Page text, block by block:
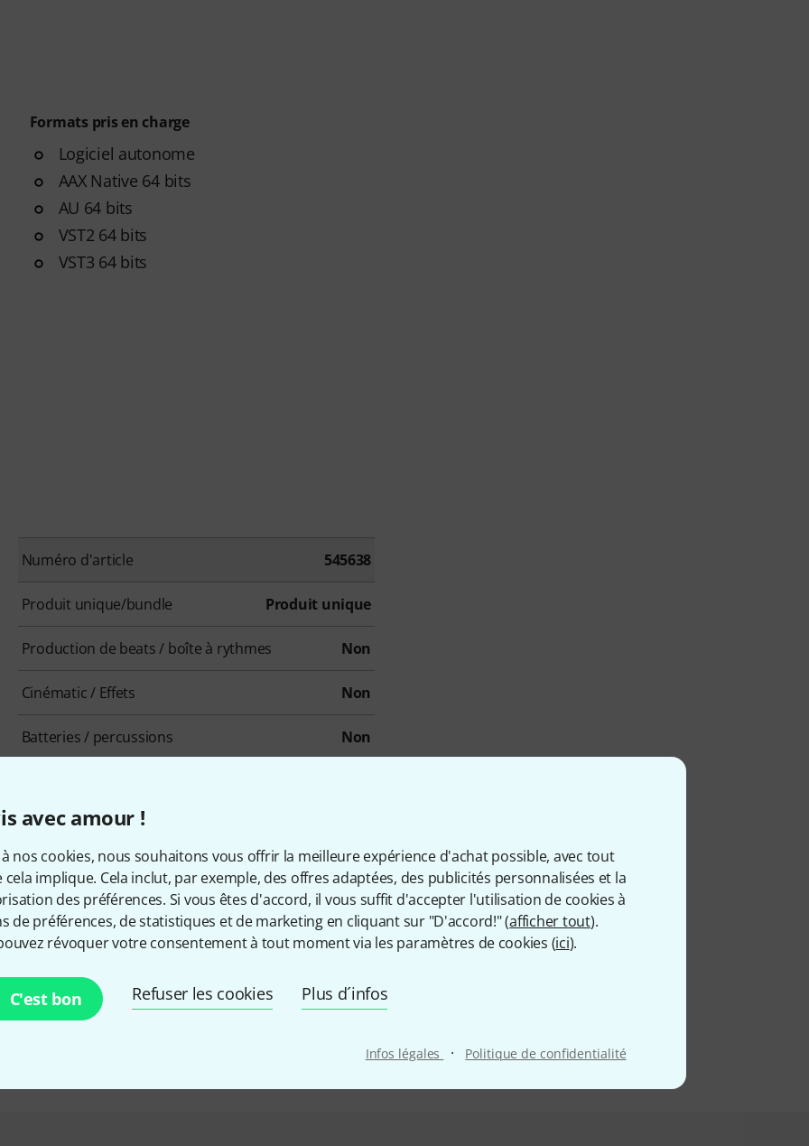
avec amour !
à nos cookies, nous souhaitons vous offrir la meilleure expérience d'achat possible, avec tout
cela implique. Cela inclut, par exemple, des offres adaptées, des publicités personnalisées et la
des préférences. Si vous êtes d'accord, il vous suffit d'accepter l'utilisation de cookies à
de préférences, de statistiques et de marketing en cliquant sur "D'accord!" (afficher tout).
révoquer votre consentement à tout moment via les paramètres de cookies (ici).
C'est bon Refuser les cookies Plus d´infos
Infos légales · Politique de confidentialité
Formats pris en charge
Logiciel autonome
AAX Native 64 bits
AU 64 bits
VST2 64 bits
VST3 64 bits
Numéro d'article 545638
Produit unique/bundle Produit unique
Production de beats / boîte à rythmes Non
Cinématic / Effets Non
Batteries / percussions Non
Loops / Construction-Kits
Orgues Non
Sampler Non
Synthétiseurs
Contrôleur hardware Non